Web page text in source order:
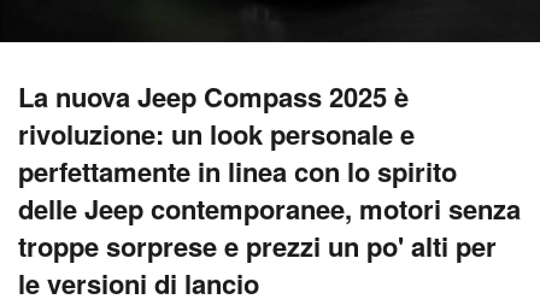
La nuova Jeep Compass 2025 è
rivoluzione: un look personale e
perfettamente in linea con lo spirito
delle Jeep contemporanee, motori senza
troppe sorprese e prezzi un po' alti per
le versioni di lancio